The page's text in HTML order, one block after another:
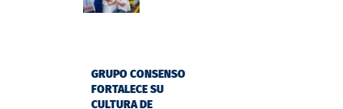
GRUPO CONSENSO
FORTALECE SU
CULTURA DE